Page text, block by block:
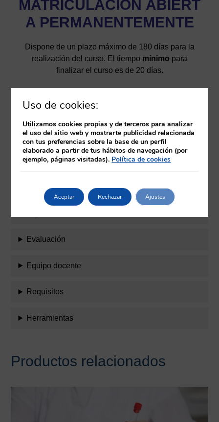
MATRICULACIÓN ABIERT
A PERMANENTEMENTE
Dispone de un plazo máximo de 180 días para la
realización del curso. El tiempo mínimo para
finalizar el curso es de 20 días.
dispondrá de un certificado provisional que podrá
finalización del curso se procederá a la solicitud y
emisión del diploma del curso certificado por la
Universidad Europea de Gasteiz.
Temario
Evaluación
Equipo docente
Requisitos
Herramientas
Productos relacionados
Uso de cookies:
Utilizamos cookies propias y de terceros para analizar
el uso del sitio web y mostrarte publicidad relacionada
con tus preferencias sobre la base de un perfil
elaborado a partir de tus hábitos de navegación (por
ejemplo, páginas visitadas). Política de cookies
Aceptar Rechazar Ajustes